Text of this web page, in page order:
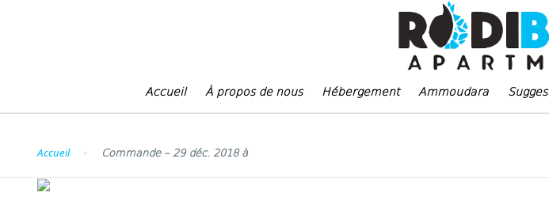
Accueil À propos de nous Hébergement Ammoudara
Accueil Commande – 29 déc. 2018 à